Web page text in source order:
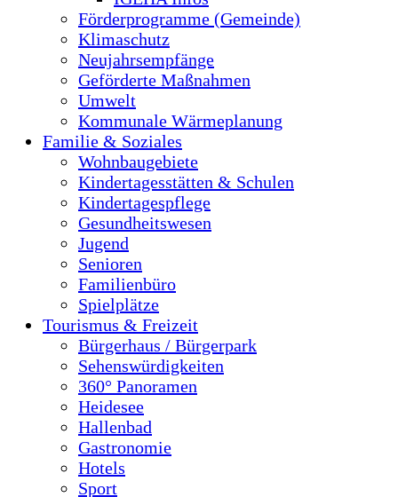
Förderprogramme (Gemeinde)
Klimaschutz
Neujahrsempfänge
Geförderte Maßnahmen
Umwelt
Kommunale Wärmeplanung
Familie & Soziales
Wohnbaugebiete
Kindertagesstätten & Schulen
Kindertagespflege
Gesundheitswesen
Jugend
Senioren
Familienbüro
Spielplätze
Tourismus & Freizeit
Bürgerhaus / Bürgerpark
Sehenswürdigkeiten
360° Panoramen
Heidesee
Hallenbad
Gastronomie
Hotels
Sport